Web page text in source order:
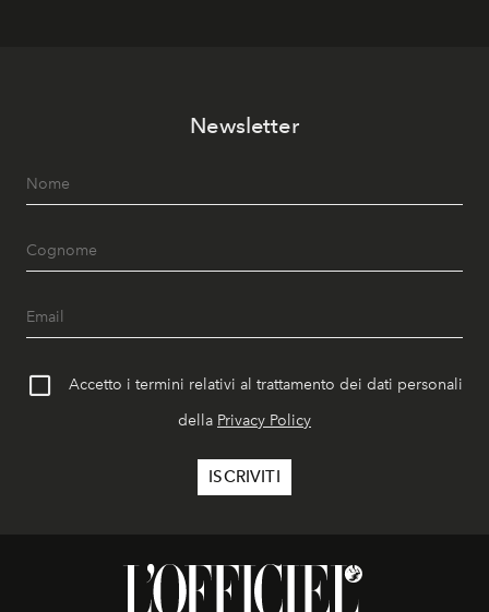
Newsletter
Accetto i termini relativi al trattamento dei dati personali
della Privacy Policy